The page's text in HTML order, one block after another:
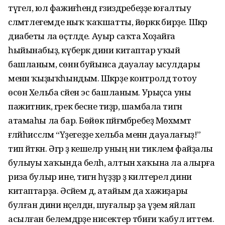
түгел, юл фажиғәһендә ғәзиздәребеҙҙе юғалтыу
сәләмәтлегемде ныҡ ҡаҡшатты, йөрәккә бирҙе. Шәкәр
диабеты ла өҫтәлде. Ауыр саҡта Хоҙайға
һыйынабыҙ, күберәк дини китаптар уҡый
башланым, сөннә буйынса дауалау ысулдары
менән ҡыҙыҡһындым. Шәкәрҙе контролдә тотоу
өсөн Хельба сәйен эсә башланым. Урыҫса уны
пажитник, грек бесәне тиҙәр, шамбала тигән
атамаһы ла бар. Бөйөк пәйғәмбәребеҙ Мөхәммәт
ғәләйһиссәләм “Үҙегеҙҙе хельба менән дауалағыҙ!”
тип әйткән. Әгәр ҙә кешеләр уның ни тиклем файҙалы
булыуы хаҡында белһә, алтын хаҡына ла алырға
риза булыр ине, тигән һүҙҙәр ҙә килтерелә дини
китаптарҙа. Әсәйем дә, атайым да хажиҙары
булған дини нәҫелдән, шуғалыр ҙа үҙемә яйлап
асылған белемдәрҙе нисектер тәбиғи ҡабул иттем.